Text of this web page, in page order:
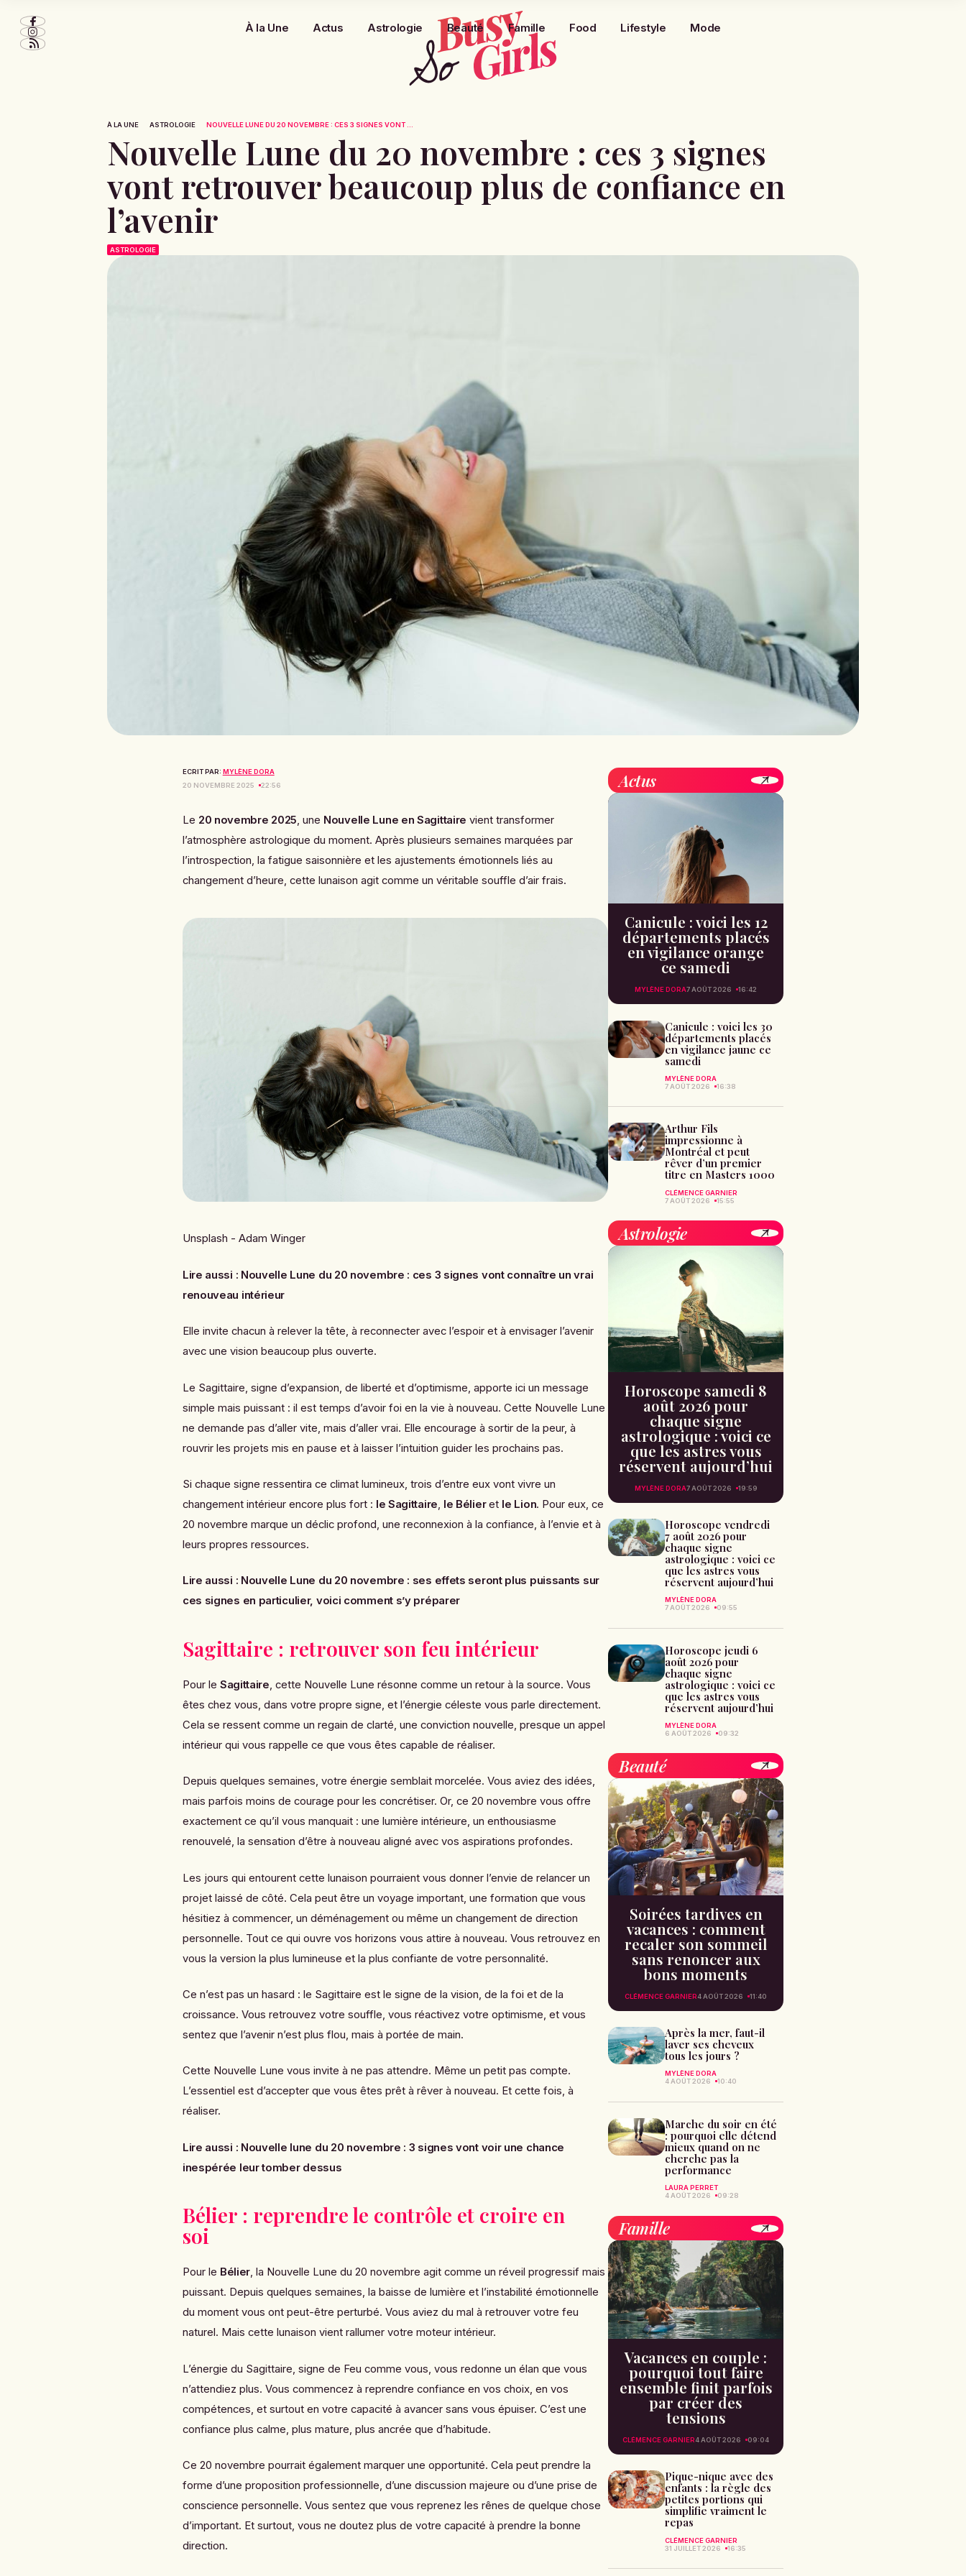
À la Une Actus Astrologie Beauté Famille Food Lifestyle Mode
À LA UNE ASTROLOGIE NOUVELLE LUNE DU 20 NOVEMBRE : CES 3 SIGNES VONT ...
Nouvelle Lune du 20 novembre : ces 3 signes
vont retrouver beaucoup plus de confiance en
l’avenir
ASTROLOGIE
ECRIT PAR: MYLÈNE DORA
20 NOVEMBRE 2025
22:56
Le 20 novembre 2025, une Nouvelle Lune en Sagittaire vient transformer
l’atmosphère astrologique du moment. Après plusieurs semaines marquées par
l’introspection, la fatigue saisonnière et les ajustements émotionnels liés au
changement d’heure, cette lunaison agit comme un véritable souffle d’air frais.
Unsplash - Adam Winger
Lire aussi : Nouvelle Lune du 20 novembre : ces 3 signes vont connaître un vrai
renouveau intérieur
Elle invite chacun à relever la tête, à reconnecter avec l’espoir et à envisager l’avenir
avec une vision beaucoup plus ouverte.
Le Sagittaire, signe d’expansion, de liberté et d’optimisme, apporte ici un message
simple mais puissant : il est temps d’avoir foi en la vie à nouveau. Cette Nouvelle Lune
ne demande pas d’aller vite, mais d’aller vrai. Elle encourage à sortir de la peur, à
rouvrir les projets mis en pause et à laisser l’intuition guider les prochains pas.
Si chaque signe ressentira ce climat lumineux, trois d’entre eux vont vivre un
changement intérieur encore plus fort : le Sagittaire, le Bélieret le Lion. Pour eux, ce
20 novembre marque un déclic profond, une reconnexion à la confiance, à l’envie et à
leurs propres ressources.
Lire aussi : Nouvelle Lune du 20 novembre : ses effets seront plus puissants sur
ces signes en particulier, voici comment s’y préparer
Sagittaire : retrouver son feu intérieur
Pour le Sagittaire, cette Nouvelle Lune résonne comme un retour à la source. Vous
êtes chez vous, dans votre propre signe, et l’énergie céleste vous parle directement.
Cela se ressent comme un regain de clarté, une conviction nouvelle, presque un appel
intérieur qui vous rappelle ce que vous êtes capable de réaliser.
Depuis quelques semaines, votre énergie semblait morcelée. Vous aviez des idées,
mais parfois moins de courage pour les concrétiser. Or, ce 20 novembre vous offre
exactement ce qu’il vous manquait : une lumière intérieure, un enthousiasme
renouvelé, la sensation d’être à nouveau aligné avec vos aspirations profondes.
Les jours qui entourent cette lunaison pourraient vous donner l’envie de relancer un
projet laissé de côté. Cela peut être un voyage important, une formation que vous
hésitiez à commencer, un déménagement ou même un changement de direction
personnelle. Tout ce qui ouvre vos horizons vous attire à nouveau. Vous retrouvez en
vous la version la plus lumineuse et la plus confiante de votre personnalité.
Ce n’est pas un hasard : le Sagittaire est le signe de la vision, de la foi et de la
croissance. Vous retrouvez votre souffle, vous réactivez votre optimisme, et vous
sentez que l’avenir n’est plus flou, mais à portée de main.
Cette Nouvelle Lune vous invite à ne pas attendre. Même un petit pas compte.
L’essentiel est d’accepter que vous êtes prêt à rêver à nouveau. Et cette fois, à
réaliser.
Lire aussi : Nouvelle lune du 20 novembre : 3 signes vont voir une chance
inespérée leur tomber dessus
Bélier : reprendre le contrôle et croire en
soi
Pour le Bélier, la Nouvelle Lune du 20 novembre agit comme un réveil progressif mais
puissant. Depuis quelques semaines, la baisse de lumière et l’instabilité émotionnelle
du moment vous ont peut-être perturbé. Vous aviez du mal à retrouver votre feu
naturel. Mais cette lunaison vient rallumer votre moteur intérieur.
L’énergie du Sagittaire, signe de Feu comme vous, vous redonne un élan que vous
n’attendiez plus. Vous commencez à reprendre confiance en vos choix, en vos
compétences, et surtout en votre capacité à avancer sans vous épuiser. C’est une
confiance plus calme, plus mature, plus ancrée que d’habitude.
Ce 20 novembre pourrait également marquer une opportunité. Cela peut prendre la
forme d’une proposition professionnelle, d’une discussion majeure ou d’une prise de
conscience personnelle. Vous sentez que vous reprenez les rênes de quelque chose
d’important. Et surtout, vous ne doutez plus de votre capacité à prendre la bonne
direction.
Actus
Canicule : voici les 12
départements placés
en vigilance orange
ce samedi
MYLÈNE DORA7 AOÛT 2026 16:42
Canicule : voici les 30
départements placés
en vigilance jaune ce
samedi
MYLÈNE DORA
7 AOÛT 2026
16:38
Arthur Fils
impressionne à
Montréal et peut
rêver d’un premier
titre en Masters 1000
CLÉMENCE GARNIER
7 AOÛT 2026
15:55
Astrologie
Horoscope samedi 8
août 2026 pour
chaque signe
astrologique : voici ce
que les astres vous
réservent aujourd’hui
MYLÈNE DORA7 AOÛT 2026 19:59
Horoscope vendredi
7 août 2026 pour
chaque signe
astrologique : voici ce
que les astres vous
réservent aujourd’hui
MYLÈNE DORA
7 AOÛT 2026
09:55
Horoscope jeudi 6
août 2026 pour
chaque signe
astrologique : voici ce
que les astres vous
réservent aujourd’hui
MYLÈNE DORA
6 AOÛT 2026
09:32
Beauté
Soirées tardives en
vacances : comment
recaler son sommeil
sans renoncer aux
bons moments
CLÉMENCE GARNIER4 AOÛT 2026 11:40
Après la mer, faut-il
laver ses cheveux
tous les jours ?
MYLÈNE DORA
4 AOÛT 2026
10:40
Marche du soir en été
: pourquoi elle détend
mieux quand on ne
cherche pas la
performance
LAURA PERRET
4 AOÛT 2026
09:28
Famille
Vacances en couple :
pourquoi tout faire
ensemble finit parfois
par créer des
tensions
CLÉMENCE GARNIER4 AOÛT 2026 09:04
Pique-nique avec des
enfants : la règle des
petites portions qui
simplifie vraiment le
repas
CLÉMENCE GARNIER
31 JUILLET 2026
16:35